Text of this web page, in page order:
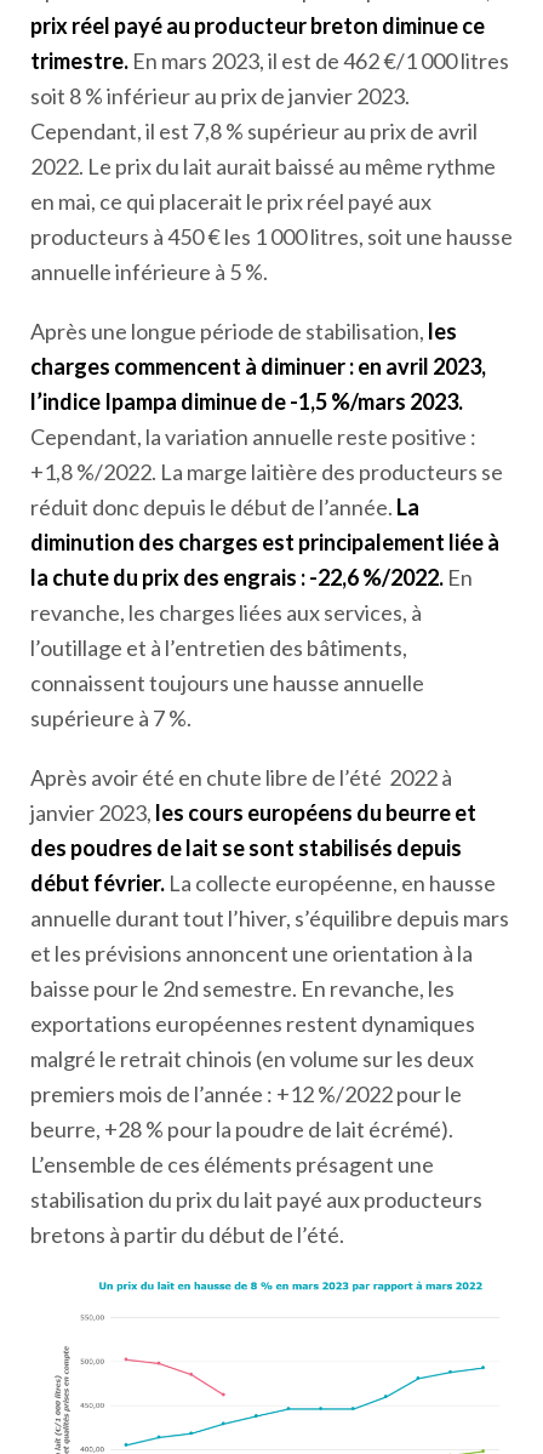
prix réel payé au producteur breton diminue ce
trimestre. En mars 2023, il est de 462 €/1 000 litres
soit 8 % inférieur au prix de janvier 2023.
Cependant, il est 7,8 % supérieur au prix de avril
2022. Le prix du lait aurait baissé au même rythme
en mai, ce qui placerait le prix réel payé aux
producteurs à 450 € les 1 000 litres, soit une hausse
annuelle inférieure à 5 %.
Après une longue période de stabilisation, les
charges commencent à diminuer : en avril 2023,
l’indice Ipampa diminue de -1,5 %/mars 2023.
Cependant, la variation annuelle reste positive :
+1,8 %/2022. La marge laitière des producteurs se
réduit donc depuis le début de l’année. La
diminution des charges est principalement liée à
la chute du prix des engrais : -22,6 %/2022. En
revanche, les charges liées aux services, à
l’outillage et à l’entretien des bâtiments,
connaissent toujours une hausse annuelle
supérieure à 7 %.
Après avoir été en chute libre de l’été 2022 à
janvier 2023, les cours européens du beurre et
des poudres de lait se sont stabilisés depuis
début février. La collecte européenne, en hausse
annuelle durant tout l’hiver, s’équilibre depuis mars
et les prévisions annoncent une orientation à la
baisse pour le 2nd semestre. En revanche, les
exportations européennes restent dynamiques
malgré le retrait chinois (en volume sur les deux
premiers mois de l’année : +12 %/2022 pour le
beurre, +28 % pour la poudre de lait écrémé).
L’ensemble de ces éléments présagent une
stabilisation du prix du lait payé aux producteurs
bretons à partir du début de l’été.